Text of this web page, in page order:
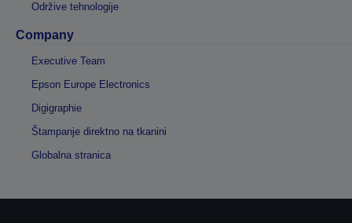
Održive tehnologije
Company
Executive Team
Epson Europe Electronics
Digigraphie
Štampanje direktno na tkanini
Globalna stranica